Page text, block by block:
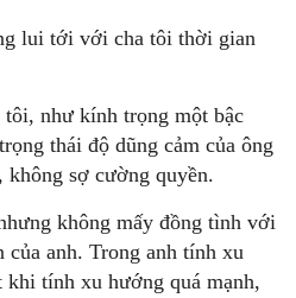
lui tới với cha tôi thời gian
như kính trọng một bậc
thái độ dũng cảm của ông
không sợ cường quyền.
không mấy đồng tình với
của anh. Trong anh tính xu
khi tính xu hướng quá mạnh,